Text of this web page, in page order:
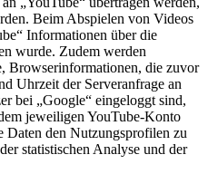
Beim Abspielen von Videos
Informationen über die
wurde. Zudem werden
Browserinformationen, die zuvor
Uhrzeit der Serveranfrage an
bei „Google“ eingeloggt sind,
jeweiligen YouTube-Konto
Daten den Nutzungsprofilen zu
statistischen Analyse und der